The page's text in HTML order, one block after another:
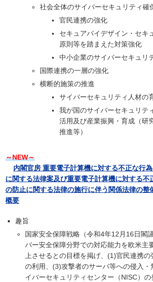
社会全体のサイバーセキュリティ確
官民連携の強化
セキュアバイデザイン・セキ
原則等を踏まえた対策強化
中小企業のサイバーセキュリ
国際連携の一層の強化
横断的施策の推進
サイバーセキュリティ人材の
我が国のサイバーセキュリテ
活用及び産業振興・育成（研
推進等）
～NEW～
内閣官房 重要電子計算機に対する不正な行
に関する法律案及び重要電子計算機に対する不
の防止に関する法律の施行に伴う関係法律の整
概要
趣旨
国家安全保障戦略（令和4年12月16日閣
バー安全保障分野での対応能力を欧米主
上させるとの目標を掲げ、(1)官民連携
の利用、(3)攻撃者のサーバ等への侵入
イバーセキュリティセンター（NISC）